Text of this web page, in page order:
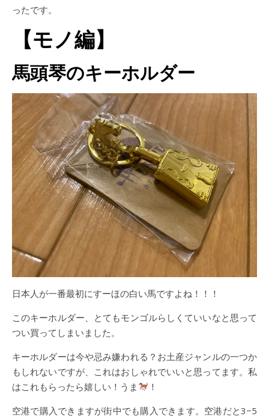
ったです。
【モノ編】
馬頭琴のキーホルダー
日本人が一番最初にすーほの白い馬ですよね！！！
このキーホルダー、とてもモンゴルらしくていいなと思って
つい買ってしまいました。
キーホルダーは今や忌み嫌われる？お土産ジャンルの一つか
もしれないですが、これはおしゃれでいいと思ってます。私
はこれもらったら嬉しい！うま
！
空港で購入できますが街中でも購入できます。空港だと3−5